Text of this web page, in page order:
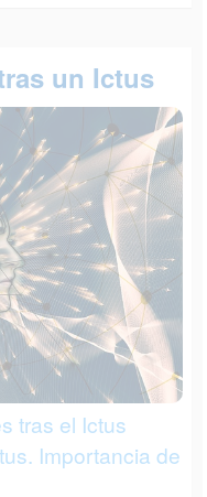
un Ictus
tras el Ictus
Importancia de